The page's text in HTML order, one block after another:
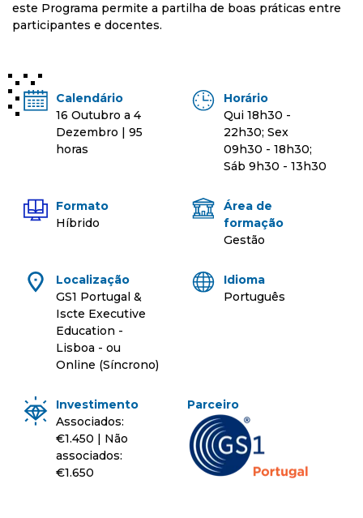
este Programa permite a partilha de boas práticas entre
participantes e docentes.
Calendário
16 Outubro a 4
Dezembro | 95
horas
Horário
Qui 18h30 -
22h30; Sex
09h30 - 18h30;
Sáb 9h30 - 13h30
Formato
Híbrido
Área de
formação
Gestão
Localização
GS1 Portugal &
Iscte Executive
Education -
Lisboa - ou
Online (Síncrono)
Idioma
Português
Investimento
Associados:
€1.450 | Não
associados:
€1.650
Parceiro